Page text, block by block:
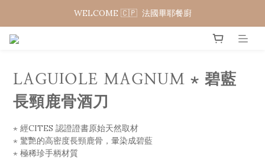
WELCOME 🇨🇵  法國畢耶餐廚
WELCOME 🇨🇵  法國畢耶餐廚
LAGUIOLE MAGNUM ⋆ 碧藍
長頸鹿骨酒刀
⋆ 經CITES 認證證書原始天然取材
⋆ 驚艷的高密度長頸鹿骨，暈染成碧藍
⋆ 極稀珍手柄材質